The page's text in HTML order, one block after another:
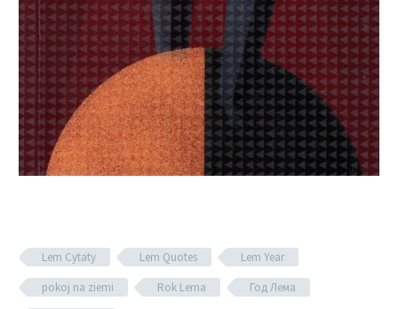
Lem Cytaty Lem Quotes
Lem Year
pokoj na ziemi
Rok Lema
Год Лема